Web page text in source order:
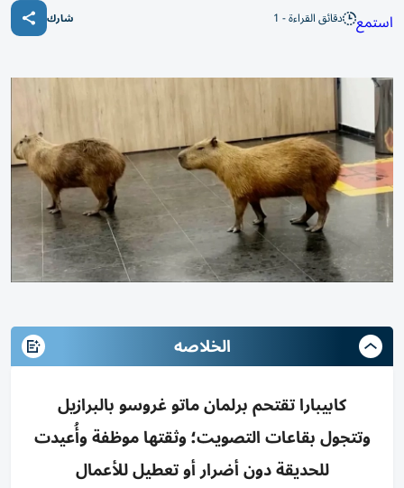
استمع دقائق القراءة - 1 شارك
الخلاصه
كابيبارا تقتحم برلمان ماتو غروسو بالبرازيل
وتتجول بقاعات التصويت؛ وثقتها موظفة وأُعيدت
للحديقة دون أضرار أو تعطيل للأعمال